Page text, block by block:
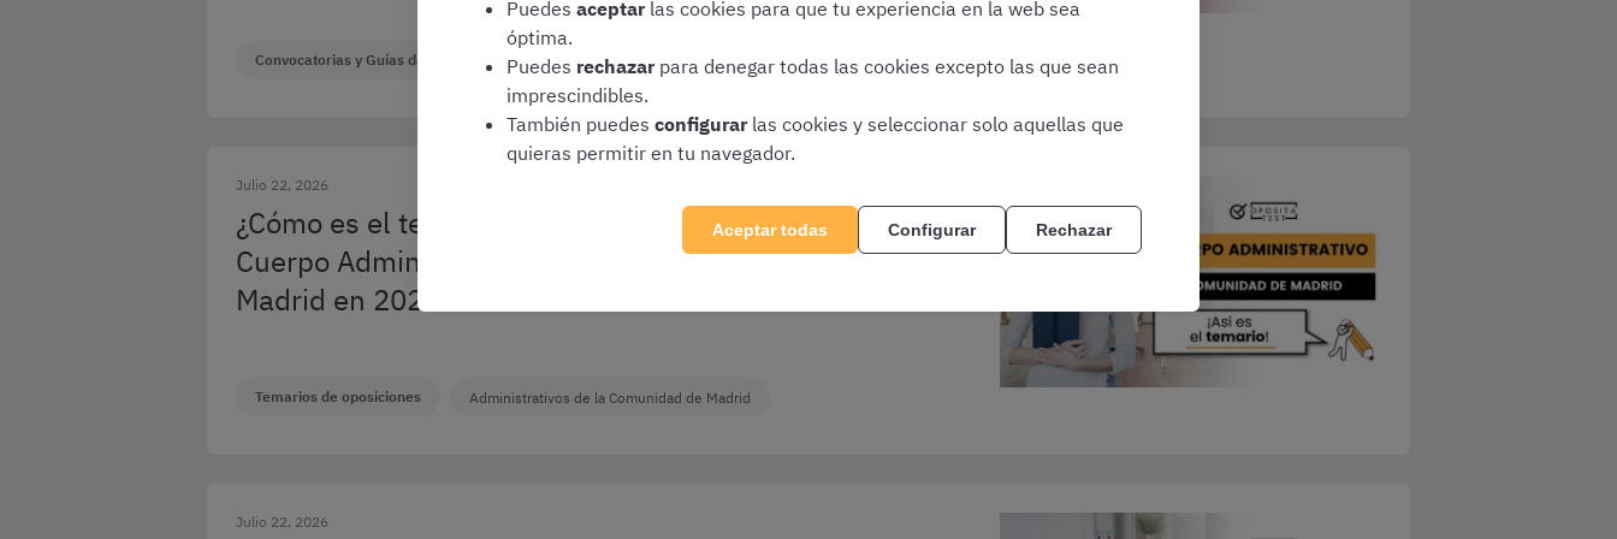
Convocatorias y Guías de Oposiciones Administrativos de la Comunidad de Madrid
Julio 22, 2026
¿Cómo es el temario del
Cuerpo Administrativo de
Madrid en 2026?
Si te presentas a esta oposición, debes saber
qué temas estudiar. ¿Cuál es el temario de
Administrativo de la Comunidad de Madrid? Te
Temarios de oposiciones Administrativos de la Comunidad de Madrid
Julio 22, 2026
Puedes aceptar las cookies para que tu experiencia en la web sea
óptima.
Puedes rechazar para denegar todas las cookies excepto las que sean
imprescindibles.
También puedes configurar las cookies y seleccionar solo aquellas que
quieras permitir en tu navegador.
Aceptar todas Configurar Rechazar